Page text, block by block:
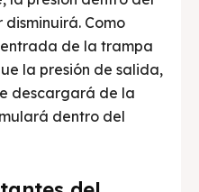
Como
de la trampa
la presión de salida,
descargará de la
dentro del